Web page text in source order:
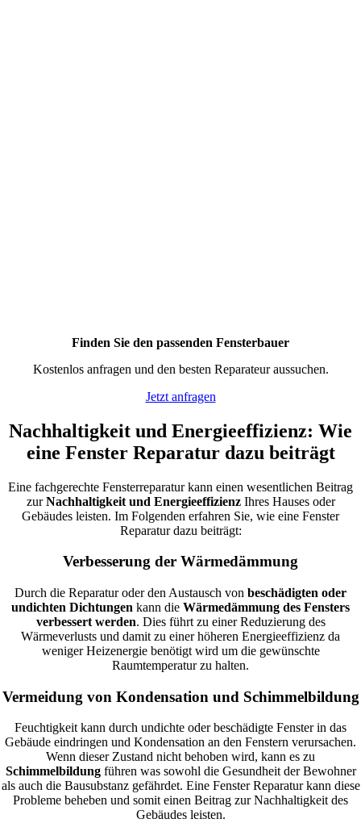
Finden Sie den passenden Fensterbauer
Kostenlos anfragen und den besten Reparateur aussuchen.
Jetzt anfragen
Nachhaltigkeit und Energieeffizienz: Wie
eine Fenster Reparatur dazu beiträgt
Eine fachgerechte Fensterreparatur kann einen wesentlichen Beitrag
zurNachhaltigkeit und EnergieeffizienzIhres Hauses oder
Gebäudes leisten. Im Folgenden erfahren Sie, wie eine Fenster
Reparatur dazu beiträgt:
Verbesserung der Wärmedämmung
Durch die Reparatur oder den Austausch von beschädigten oder
undichten Dichtungen kann die Wärmedämmung des Fensters
verbessert werden. Dies führt zu einer Reduzierung des
Wärmeverlusts und damit zu einer höheren Energieeffizienz da
weniger Heizenergie benötigt wird um die gewünschte
Raumtemperatur zu halten.
Vermeidung von Kondensation und Schimmelbildung
Feuchtigkeit kann durch undichte oder beschädigte Fenster in das
Gebäude eindringen und Kondensation an den Fenstern verursachen.
Wenn dieser Zustand nicht behoben wird, kann es zu
Schimmelbildungführen was sowohl die Gesundheit der Bewohner
als auch die Bausubstanz gefährdet. Eine Fenster Reparatur kann diese
Probleme beheben und somit einen Beitrag zur Nachhaltigkeit des
Gebäudes leisten.